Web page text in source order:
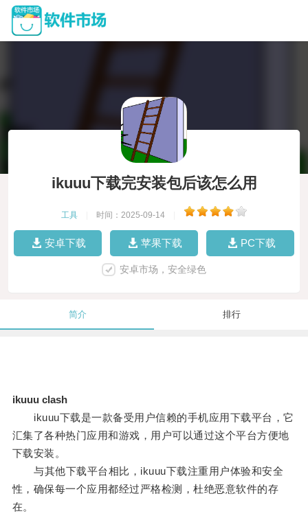
ikuuu下载完安装包后该怎么用
工具 时间：2025-09-14
安卓下载 苹果下载 PC下载
安卓市场，安全绿色
简介 排行
ikuuu clash
ikuuu下载是一款备受用户信赖的手机应用下载平台，它
汇集了各种热门应用和游戏，用户可以通过这个平台方便地
下载安装。
与其他下载平台相比，ikuuu下载注重用户体验和安全
性，确保每一个应用都经过严格检测，杜绝恶意软件的存
在。